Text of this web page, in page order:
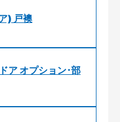
) 戸襖
ア オプション･部